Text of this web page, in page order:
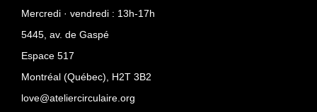
Mercredi · vendredi : 13h-17h
5445, av. de Gaspé
Espace 517
Montréal (Québec), H2T 3B2
love@ateliercirculaire.org